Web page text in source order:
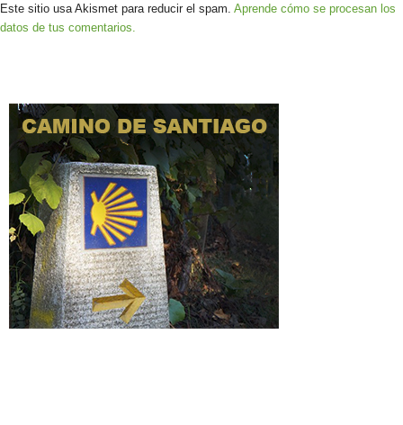
Este sitio usa Akismet para reducir el spam. Aprende cómo se procesan los
datos de tus comentarios.